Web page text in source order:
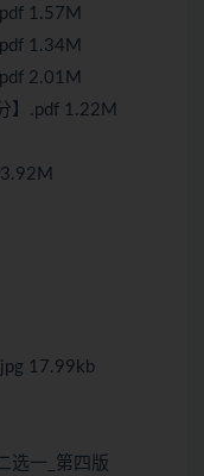
1.57M
1.34M
2.01M
】.pdf 1.22M
17.99kb
选一_第四版